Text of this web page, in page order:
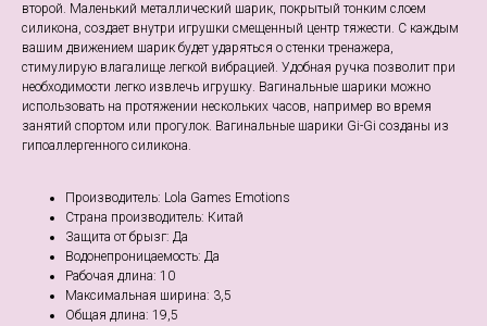
второй. Маленький металлический шарик, покрытый тонким слоем
силикона, создает внутри игрушки смещенный центр тяжести. С каждым
вашим движением шарик будет ударяться о стенки тренажера,
стимулирую влагалище легкой вибрацией. Удобная ручка позволит при
необходимости легко извлечь игрушку. Вагинальные шарики можно
использовать на протяжении нескольких часов, например во время
занятий спортом или прогулок. Вагинальные шарики Gi-Gi созданы из
гипоаллергенного силикона.
Производитель: Lola Games Emotions
Страна производитель: Китай
Защита от брызг: Да
Водонепроницаемость: Да
Рабочая длина: 10
Максимальная ширина: 3,5
Общая длина: 19,5